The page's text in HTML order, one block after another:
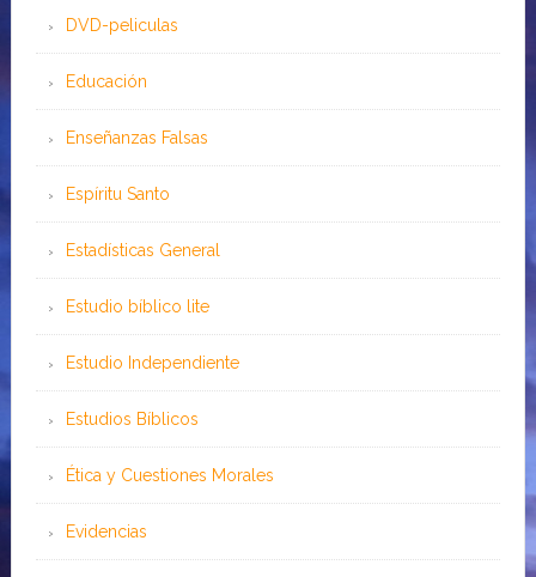
DVD-peliculas
Educación
Enseñanzas Falsas
Espíritu Santo
Estadísticas General
Estudio bíblico lite
Estudio Independiente
Estudios Bíblicos
Ética y Cuestiones Morales
Evidencias